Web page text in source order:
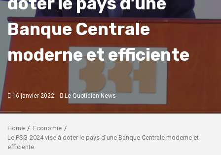
Banque Centrale
moderne et efficiente
16 janvier 2022 Le Quotidien News
Home
Economie
Le PSG-2024 vise à doter le pays d’une Banque Centrale moderne et
efficiente